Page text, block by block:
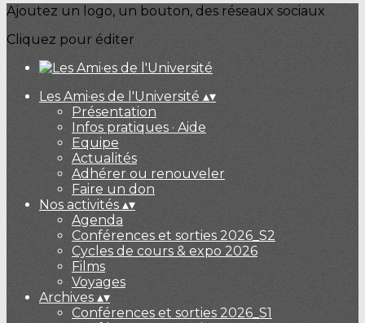
Ajoutez un logo, un bouton, des réseaux sociaux
Cliquez pour éditer
Les Ami·es de l'Université ▴▾
Présentation
Infos pratiques · Aide
Equipe
Actualités
Adhérer ou renouveler
Faire un don
Nos activités ▴▾
Agenda
Conférences et sorties 2026_S2
Cycles de cours & expo 2026
Films
Voyages
Archives ▴▾
Conférences et sorties 2026_S1